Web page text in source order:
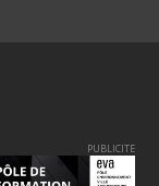
PUBLICITE